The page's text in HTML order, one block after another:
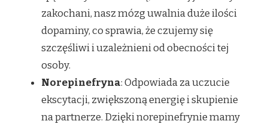
zakochani, nasz mózg uwalnia duże ilości
dopaminy, co sprawia, że czujemy się
szczęśliwi i uzależnieni od obecności tej
osoby.
Norepinefryna: Odpowiada za uczucie
ekscytacji, zwiększoną energię i skupienie
na partnerze. Dzięki norepinefrynie mamy